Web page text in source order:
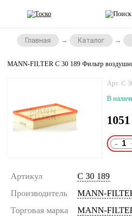
Главная Каталог
MANN-FILTER C 30 189 Фильтр
Арт. C
В
1051
-
Артикул
C 30 189
Производитель
MANN-
Торговая марка
MANN-